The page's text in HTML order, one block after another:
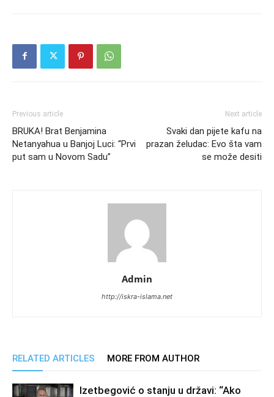
Previous article
BRUKA! Brat Benjamina
Netanyahua u Banjoj Luci: “Prvi
put sam u Novom Sadu”
Next article
Svaki dan pijete kafu na
prazan želudac: Evo šta vam
se može desiti
Admin
http://iskra-islama.net
RELATED ARTICLES MORE FROM AUTHOR
Izetbegović o stanju u državi: “Ako